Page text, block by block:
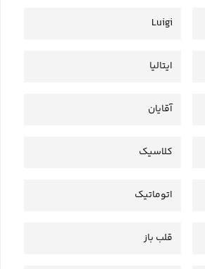
Luigi
ایتالیا
آقایان
کلاسیک
اتوماتیک
قلب باز